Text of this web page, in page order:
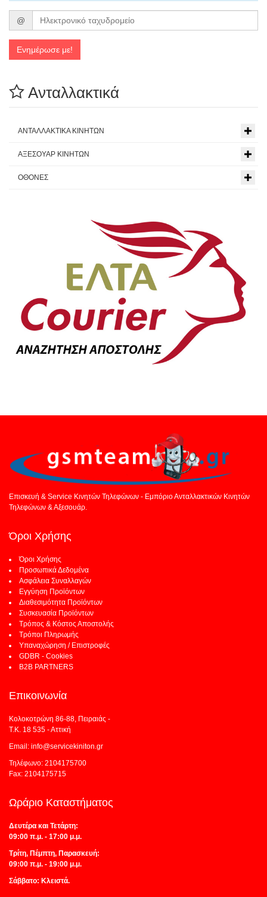
ταχυδρομείο
@
Ενημέρωσε με!
Ανταλλακτικά
ΑΝΤΑΛΛΑΚΤΙΚΑ ΚΙΝΗΤΩΝ
ΑΞΕΣΟΥΑΡ ΚΙΝΗΤΩΝ
ΟΘΟΝΕΣ
Επισκευή & Service Κινητών Τηλεφώνων - Εμπόριο Ανταλλακτικών Κινητών
Τηλεφώνων & Αξεσουάρ.
Όροι Χρήσης
Όροι Χρήσης
Προσωπικά Δεδομένα
Ασφάλεια Συναλλαγών
Εγγύηση Προϊόντων
Διαθεσιμότητα Προϊόντων
Συσκευασία Προϊόντων
Τρόπος & Κόστος Αποστολής
Τρόποι Πληρωμής
Υπαναχώρηση / Επιστροφές
GDBR - Cookies
B2B PARTNERS
Επικοινωνία
Κολοκοτρώνη 86-88, Πειραιάς -
Τ.Κ. 18 535 - Αττική
Email: info@servicekiniton.gr
Τηλέφωνο: 2104175700
Fax: 2104175715
Ωράριο Καταστήματος
Δευτέρα και Τετάρτη:
09:00 π.μ. - 17:00 μ.μ.
Τρίτη, Πέμπτη, Παρασκευή:
09:00 π.μ. - 19:00 μ.μ.
Σάββατο: Κλειστά.